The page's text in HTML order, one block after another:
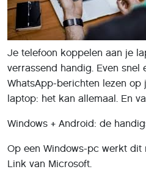
Je telefoon koppelen aan je
verrassend handig. Even snel
WhatsApp-berichten lezen
laptop: het kan allemaal. En
Windows + Android: de
Op een Windows-pc werkt dit
Link van Microsoft.